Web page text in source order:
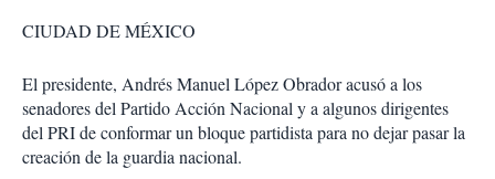
CIUDAD DE MÉXICO
El presidente, Andrés Manuel López Obrador acusó a los
senadores del Partido Acción Nacional y a algunos dirigentes
del PRI de conformar un bloque partidista para no dejar pasar la
creación de la guardia nacional.